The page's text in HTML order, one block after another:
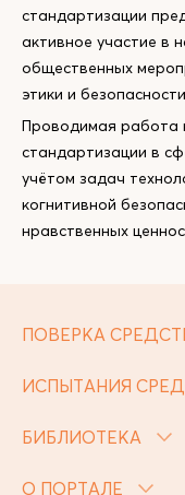
стандартизации
активное участие в
общественных
этики и
Проводимая работа
стандартизации в
учётом задач
когнитивной
нравственных
ПОВЕРКА
ИСПЫТАНИЯ
БИБЛИОТЕКА
О ПОРТАЛЕ